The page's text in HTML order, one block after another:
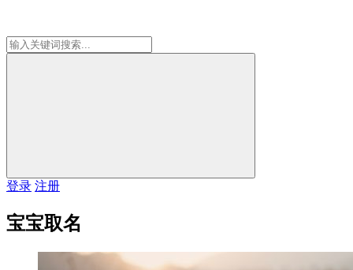
登录 注册
宝宝取名